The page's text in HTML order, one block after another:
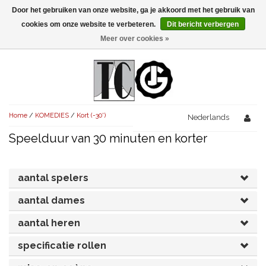
Menu
AVONDVULLEND (+75')
KORT (-30')
UITGELICHT!
AVONDVULLEND (+75')
KORT (-30')
OVERIG (30'-75')
UITGELICHT!
AVONDVULLEND (+75')
KORT (-30')
OVERIG (30'-75')
UITGELICHT!
KORT (-30')
OVERIG (30'-75')
SPEKTAKELSTUKKEN
JUBILEUMSTUK
KOSTUUMSTUK
MUSICAL
OVERIG
SINTERKLAASTONEEL
KERSTTONEEL
RECHTEN REGELEN
Home / KOMEDIES / Kort (-30') Nederlands
Speelduur van 30 minuten en korter
aantal spelers
aantal dames
aantal heren
specificatie rollen
Door het gebruiken van onze website, ga je akkoord met het gebruik van
cookies om onze website te verbeteren.
Dit bericht verbergen
Meer over cookies »